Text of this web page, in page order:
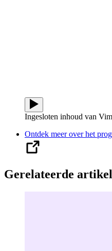
Ingesloten inhoud van
Ontdek meer over het
Gerelateerde